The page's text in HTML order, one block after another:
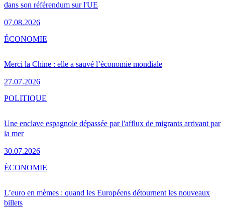
dans son référendum sur l'UE
07.08.2026
Merci la Chine : elle a sauvé l’économie mondiale
27.07.2026
ÉCONOMIE
Une enclave espagnole dépassée par l'afflux de migrants arrivant par
la mer
30.07.2026
POLITIQUE
L’euro en mèmes : quand les Européens détournent les nouveaux
billets
ÉCONOMIE